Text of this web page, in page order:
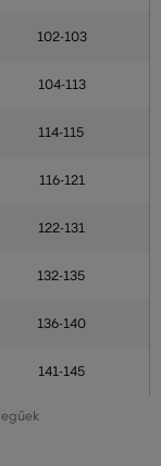
102-103
104-113
114-115
116-121
122-131
132-135
136-140
141-145